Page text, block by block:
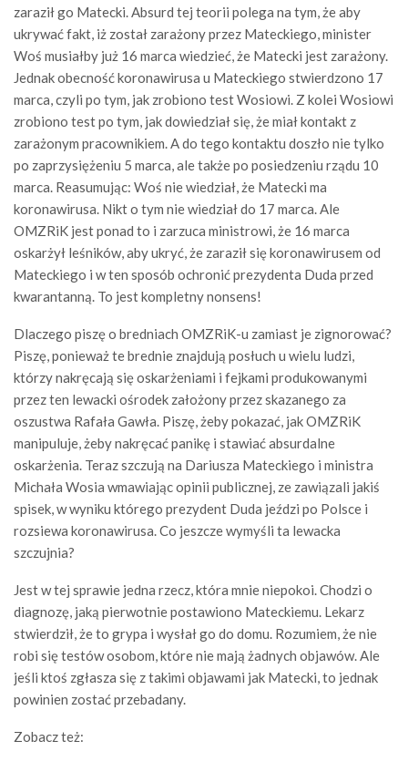
zaraził go Matecki. Absurd tej teorii polega na tym, że aby
ukrywać fakt, iż został zarażony przez Mateckiego, minister
Woś musiałby już 16 marca wiedzieć, że Matecki jest zarażony.
Jednak obecność koronawirusa u Mateckiego stwierdzono 17
marca, czyli po tym, jak zrobiono test Wosiowi. Z kolei Wosiowi
zrobiono test po tym, jak dowiedział się, że miał kontakt z
zarażonym pracownikiem. A do tego kontaktu doszło nie tylko
po zaprzysiężeniu 5 marca, ale także po posiedzeniu rządu 10
marca. Reasumując: Woś nie wiedział, że Matecki ma
koronawirusa. Nikt o tym nie wiedział do 17 marca. Ale
OMZRiK jest ponad to i zarzuca ministrowi, że 16 marca
oskarżył leśników, aby ukryć, że zaraził się koronawirusem od
Mateckiego i w ten sposób ochronić prezydenta Duda przed
kwarantanną. To jest kompletny nonsens!
Dlaczego piszę o bredniach OMZRiK-u zamiast je zignorować?
Piszę, ponieważ te brednie znajdują posłuch u wielu ludzi,
którzy nakręcają się oskarżeniami i fejkami produkowanymi
przez ten lewacki ośrodek założony przez skazanego za
oszustwa Rafała Gawła. Piszę, żeby pokazać, jak OMZRiK
manipuluje, żeby nakręcać panikę i stawiać absurdalne
oskarżenia. Teraz szczują na Dariusza Mateckiego i ministra
Michała Wosia wmawiając opinii publicznej, ze zawiązali jakiś
spisek, w wyniku którego prezydent Duda jeździ po Polsce i
rozsiewa koronawirusa. Co jeszcze wymyśli ta lewacka
szczujnia?
Jest w tej sprawie jedna rzecz, która mnie niepokoi. Chodzi o
diagnozę, jaką pierwotnie postawiono Mateckiemu. Lekarz
stwierdził, że to grypa i wysłał go do domu. Rozumiem, że nie
robi się testów osobom, które nie mają żadnych objawów. Ale
jeśli ktoś zgłasza się z takimi objawami jak Matecki, to jednak
powinien zostać przebadany.
Zobacz też: